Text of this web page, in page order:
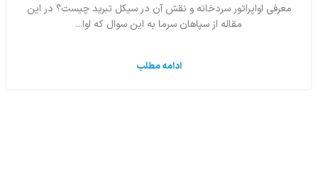
معرفی اواپراتور سردخانه و نقش آن در سیکل تبرید چیست؟ در این
مقاله از سپاهان سرما به این سوال که اوا...
ادامه مطلب